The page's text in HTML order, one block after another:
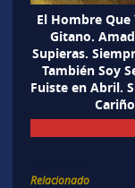
El Hombre Que
Gitano.
Supieras.
También Soy
Fuiste en Abril.
Relacionado